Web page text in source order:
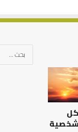
التوازن
بين
عمل
الدنيا
وطلب
الآخرة
شخصية